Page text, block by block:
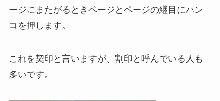
ージにまたがるときページとページの継目にハン
コを押します。
これを契印と言いますが、割印と呼んでいる人も
多いです。